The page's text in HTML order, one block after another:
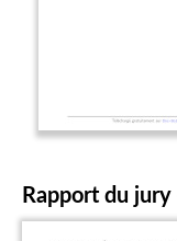
Rapport du jury